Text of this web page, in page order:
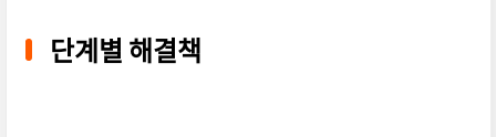
단계별 해결책